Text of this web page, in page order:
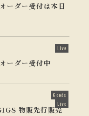
ダー受付は本日
Live
ダー受付中
Goods
Live
物販先行販売